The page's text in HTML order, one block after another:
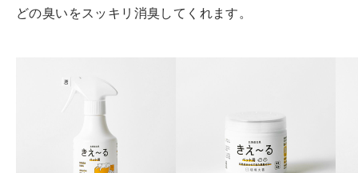
どの臭いをスッキリ消臭してくれます。